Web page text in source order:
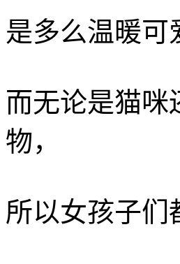
是多么温暖可
而无论是猫咪
物，
所以女孩子们